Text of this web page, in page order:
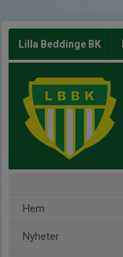
Lilla Beddinge BK
Hem
Nyheter